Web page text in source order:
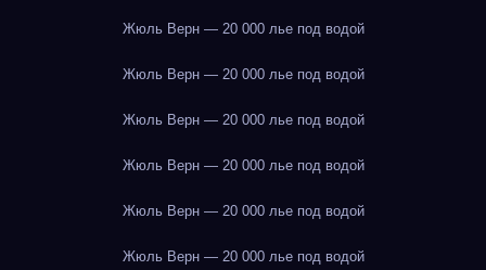
Жюль Верн — 20 000 лье под водой
Жюль Верн — 20 000 лье под водой
Жюль Верн — 20 000 лье под водой
Жюль Верн — 20 000 лье под водой
Жюль Верн — 20 000 лье под водой
Жюль Верн — 20 000 лье под водой